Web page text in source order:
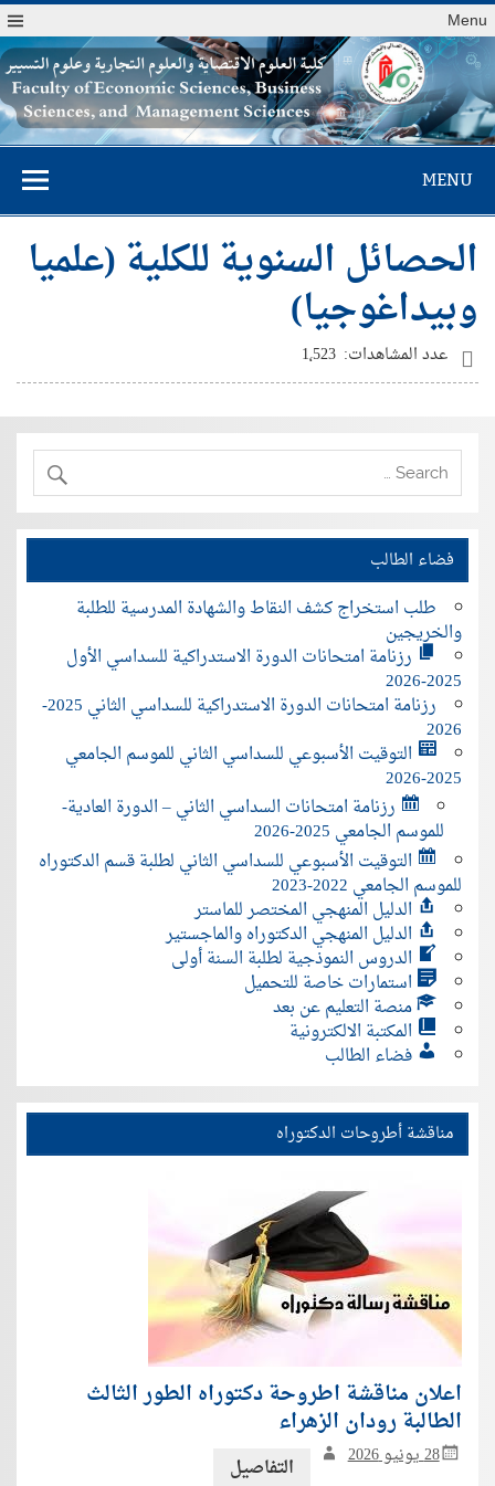
Menu
كلية العلوم
الاقتصادية والعلوم
التجارية وعلوم
التسيير
MENU
الحصائل السنوية للكلية (علميا
وبيداغوجيا)
عدد المشاهدات: 1٬523
فضاء الطالب
طلب استخراج كشف النقاط والشهادة المدرسية للطلبة
والخريجين
رزنامة امتحانات الدورة الاستدراكية للسداسي الأول
2025-2026
رزنامة امتحانات الدورة الاستدراكية للسداسي الثاني 2025-
2026
التوقيت الأسبوعي للسداسي الثاني للموسم الجامعي
2025-2026
رزنامة امتحانات السداسي الثاني – الدورة العادية-
للموسم الجامعي 2025-2026
التوقيت الأسبوعي للسداسي الثاني لطلبة قسم الدكتوراه
للموسم الجامعي 2022-2023
الدليل المنهجي المختصر للماستر
الدليل المنهجي الدكتوراه والماجستير
الدروس النموذجية لطلبة السنة أولى
استمارات خاصة للتحميل
منصة التعليم عن بعد
المكتبة الالكترونية
فضاء الطالب
مناقشة أطروحات الدكتوراه
اعلان مناقشة اطروحة دكتوراه الطور الثالث
الطالبة رودان الزهراء
28 يونيو 2026 التفاصيل